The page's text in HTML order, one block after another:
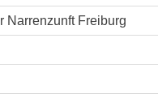
Narrenzunft Freiburg